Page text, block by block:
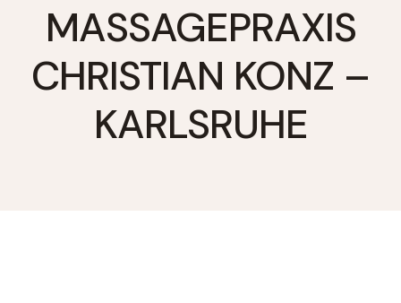
MASSAGEPRAXIS
CHRISTIAN KONZ –
KARLSRUHE